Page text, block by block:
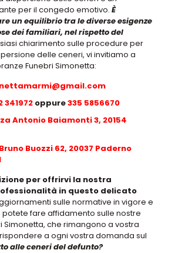
per il congedo emotivo. È
un equilibrio tra le diverse esigenze
dei familiari, nel rispetto del
chiarimento sulle procedure per
delle ceneri, vi invitiamo a
Funebri Simonetta:
341972oppure335 5856670
Antonio Baiamonti 3, 20154
Buozzi 62, 20037 Paderno
per offrirvi la nostra
in questo delicato
sulle normative in vigore e
potete fare affidamento sulle nostre
Simonetta, che rimangono a vostra
a ogni vostra domanda sul
alle ceneri del defunto?